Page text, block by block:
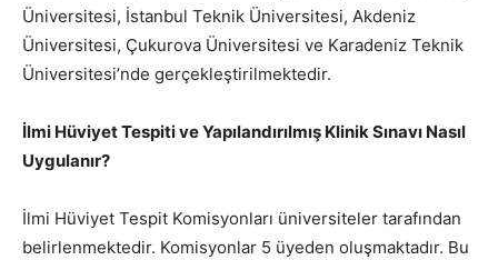
Üniversitesi, İstanbul Teknik Üniversitesi, Akdeniz
Üniversitesi, Çukurova Üniversitesi ve Karadeniz Teknik
Üniversitesi’nde gerçekleştirilmektedir.
İlmi Hüviyet Tespiti ve Yapılandırılmış Klinik Sınavı Nasıl
Uygulanır?
İlmi Hüviyet Tespit Komisyonları üniversiteler tarafından
belirlenmektedir. Komisyonlar 5 üyeden oluşmaktadır. Bu